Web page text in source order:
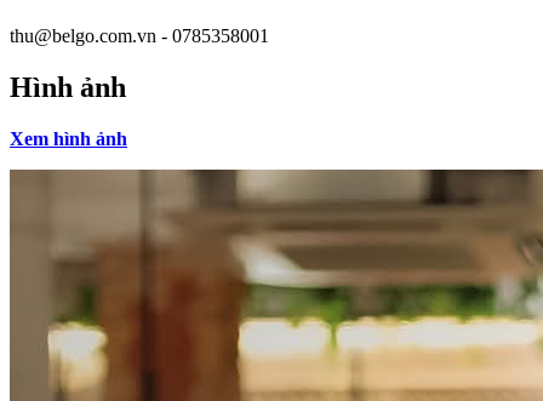
thu@belgo.com.vn - 0785358001
Hình ảnh
Xem hình ảnh